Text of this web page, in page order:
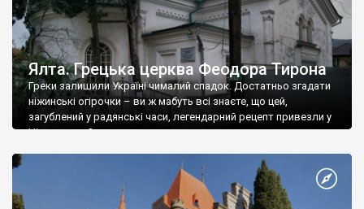
Ялта. Грецька церква Феодора Тирона
Греки залишили Україні чималий спадок. Достатньо згадати
ніжинські огірочки – ви ж мабуть всі знаєте, що цей,
загублений у радянські часи, легендарний рецепт привезли у
Ніжин греки?